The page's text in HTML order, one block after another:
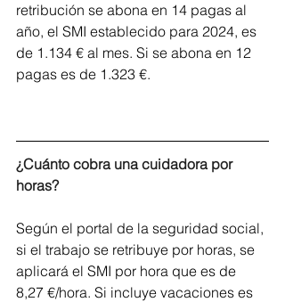
retribución se abona en 14 pagas al
año, el SMI establecido para 2024, es
de 1.134 € al mes. Si se abona en 12
pagas es de 1.323 €.
¿Cuánto cobra una cuidadora por
horas?
Según el portal de la seguridad social,
si el trabajo se retribuye por horas, se
aplicará el SMI por hora que es de
8,27 €/hora. Si incluye vacaciones es